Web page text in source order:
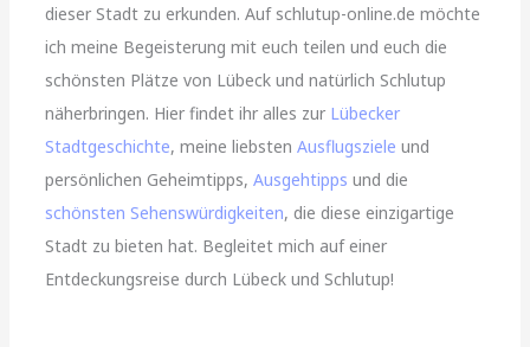
dieser Stadt zu erkunden. Auf schlutup-online.de möchte
ich meine Begeisterung mit euch teilen und euch die
schönsten Plätze von Lübeck und natürlich Schlutup
näherbringen. Hier findet ihr alles zur Lübecker
Stadtgeschichte, meine liebstenAusflugsziele und
persönlichen Geheimtipps,Ausgehtipps und die
schönsten Sehenswürdigkeiten, die diese einzigartige
Stadt zu bieten hat. Begleitet mich auf einer
Entdeckungsreise durch Lübeck und Schlutup!